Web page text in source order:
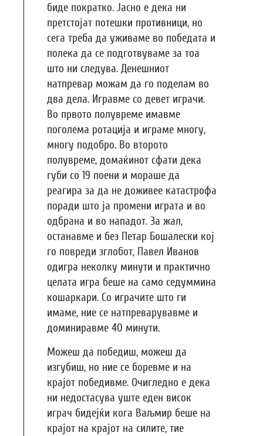
биде пократко. Јасно е дека ни
претстојат потешки противници, но
сега треба да уживаме во победата и
полека да се подготвуваме за тоа
што ни следува. Денешниот
натпревар можам да го поделам во
два дела. Игравме со девет играчи.
Во првото полувреме имавме
поголема ротација и играме многу,
многу подобро. Во второто
полувреме, домаќинот сфати дека
губи со 19 поени и мораше да
реагира за да не доживее катастрофа
поради што ја промени играта и во
одбрана и во нападот. За жал,
останавме и без Петар Бошалески кој
го повреди зглобот, Павел Иванов
одигра неколку минути и практично
целата игра беше на само седуммина
кошаркари. Со играчите што ги
имаме, ние се натпреварувавме и
доминиравме 40 минути.
Можеш да победиш, можеш да
изгубиш, но ние се боревме и на
крајот победивме. Очигледно е дека
ни недостасува уште еден висок
играч бидејќи кога Ваљмир беше на
крајот на крајот на силите, тие